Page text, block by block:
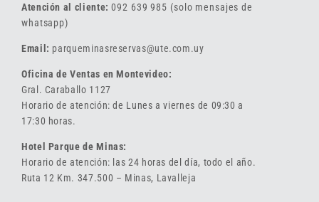
Atención al cliente:092 639 985 (solo mensajes de
whatsapp)
Email: parqueminasreservas@ute.com.uy
Oficina de Ventas en Montevideo:
Gral. Caraballo 1127
Horario de atención: de Lunes a viernes de 09:30 a
17:30 horas.
Hotel Parque de Minas:
Horario de atención: las 24 horas del día, todo el año.
Ruta 12 Km. 347.500 – Minas, Lavalleja